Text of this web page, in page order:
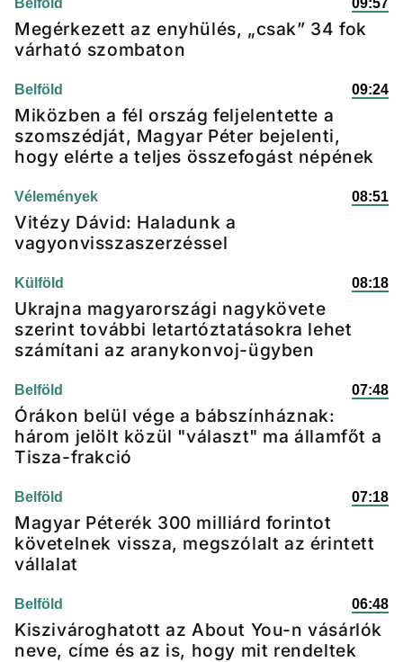
Megérkezett az enyhülés, „csak” 34 fok
várható szombaton
Belföld 09:24
Miközben a fél ország feljelentette a
szomszédját, Magyar Péter bejelenti,
hogy elérte a teljes összefogást népének
Vélemények 08:51
Vitézy Dávid: Haladunk a
vagyonvisszaszerzéssel
Külföld 08:18
Ukrajna magyarországi nagykövete
szerint további letartóztatásokra lehet
számítani az aranykonvoj-ügyben
Belföld 07:48
Órákon belül vége a bábszínháznak:
három jelölt közül "választ" ma államfőt a
Tisza-frakció
Belföld 07:18
Magyar Péterék 300 milliárd forintot
követelnek vissza, megszólalt az érintett
vállalat
Belföld 06:48
Kiszivároghatott az About You-n vásárlók
neve, címe és az is, hogy mit rendeltek